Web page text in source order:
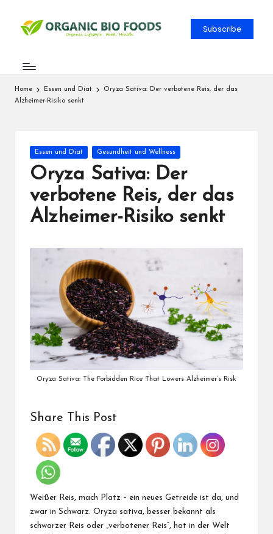
Subscribe
Home Essen und Diat
Oryza Sativa: Der verbotene Reis, der das
Alzheimer-Risiko senkt
Essen und Diat Gesundheit und Wellness
Oryza Sativa: Der
verbotene Reis, der das
Alzheimer-Risiko senkt
Oryza Sativa: The Forbidden Rice That Lowers Alzheimer’s Risk
Share This Post
Weißer Reis, mach Platz – ein neues Getreide ist da, und
zwar in Schwarz. Oryza sativa, besser bekannt als
schwarzer Reis oder „verbotener Reis“, hat in der Welt